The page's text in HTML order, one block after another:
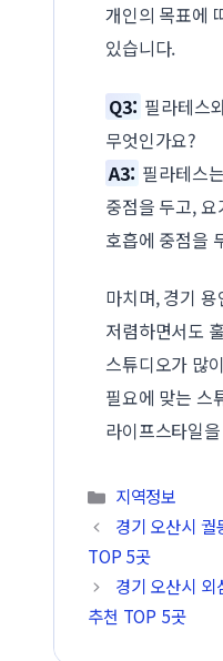
개인의 목표에
있습니다.
Q3: 필라테스
무엇인가요?
A3: 필라테스
중점을 두고,
호흡에 중점을
마치며, 경기
저렴하면서도
스튜디오가 많
필요에 맞는 스
라이프스타일
카테고리
지역정보
경기 오산시 궐
TOP 5곳
경기 오산시 외
추천 TOP 5곳